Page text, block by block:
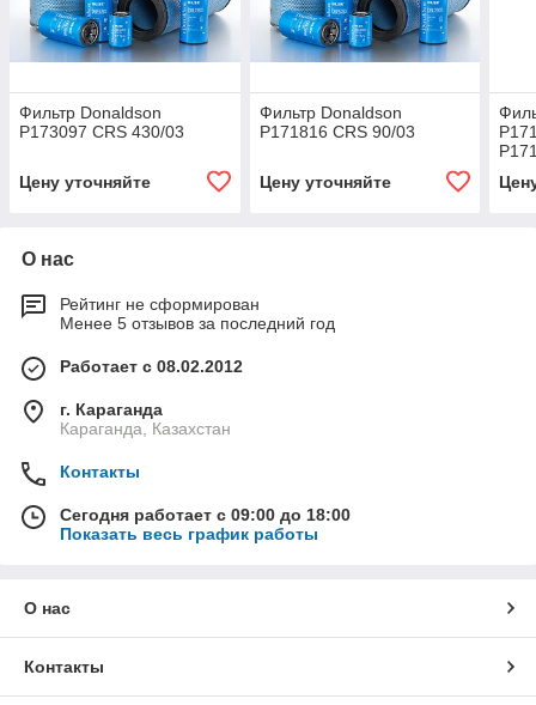
Фильтр Donaldson
P173097 CRS 430/03
Цену уточняйте
Фильтр Donaldson
P171816 CRS 90/03
Цену уточняйте
О нас
Рейтинг не сформирован
Менее 5 отзывов за последний год
Работает с 08.02.2012
г. Караганда
Караганда, Казахстан
Контакты
Сегодня работает с 09:00 до 18:00
Показать весь график работы
О нас
Контакты